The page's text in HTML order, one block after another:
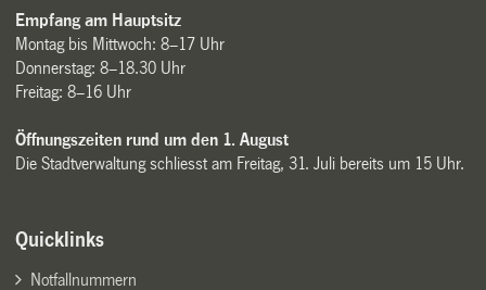
Empfang am Hauptsitz
Montag bis Mittwoch: 8–17 Uhr
Donnerstag: 8–18.30 Uhr
Freitag: 8–16 Uhr
Öffnungszeiten rund um den 1. August
Die Stadtverwaltung schliesst am Freitag, 31. Juli bereits um 15 Uhr.
Quicklinks
Notfallnummern